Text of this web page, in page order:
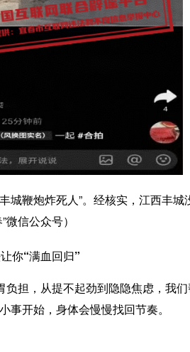
城鞭炮炸死人”。经核实，江西丰
信公众号）
你“满血回归”
负担，从提不起劲到隐隐焦虑，我
开始，身体会慢慢找回节奏。